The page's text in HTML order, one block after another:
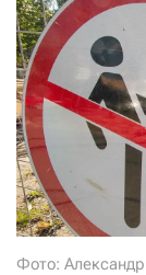
Фото:
Нажимая кнопку
я принимаю
Если у вас есть
звоните:
+7 (929) 612-03-68